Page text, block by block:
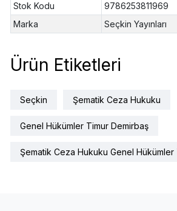
Stok Kodu
9786253811969
Marka
Seçkin Yayınları
Ürün Etiketleri
Seçkin Şematik Ceza Hukuku
Genel Hükümler Timur Demirbaş
Şematik Ceza Hukuku Genel Hükümler